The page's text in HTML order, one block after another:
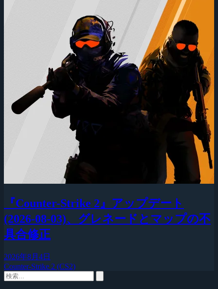
『Counter-Strike 2』アップデート
(2026-08-03)、グレネードとマップの不
具合修正
2026年8月4日
Counter-Strike 2 (CS2)